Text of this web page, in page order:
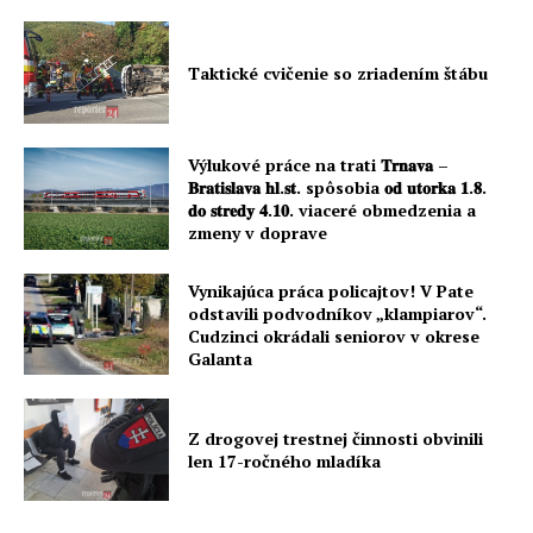
Taktické cvičenie so zriadením štábu
Výlukové práce na trati 𝐓𝐫𝐧𝐚𝐯𝐚 –
𝐁𝐫𝐚𝐭𝐢𝐬𝐥𝐚𝐯𝐚 𝐡𝐥.𝐬𝐭. spôsobia 𝐨𝐝 𝐮𝐭𝐨𝐫𝐤𝐚 𝟏.𝟖.
𝐝𝐨 𝐬𝐭𝐫𝐞𝐝𝐲 𝟒.𝟏𝟎. viaceré obmedzenia a
zmeny v doprave
Vynikajúca práca policajtov! V Pate
odstavili podvodníkov „klampiarov“.
Cudzinci okrádali seniorov v okrese
Galanta
Z drogovej trestnej činnosti obvinili
len 17-ročného mladíka